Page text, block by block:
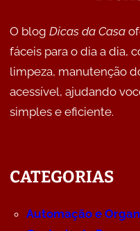
O blog Dicas da Casa
fáceis para o dia a dia,
limpeza, manutenção
acessível, ajudando
simples e eficiente.
CATEGORIAS
Automação e